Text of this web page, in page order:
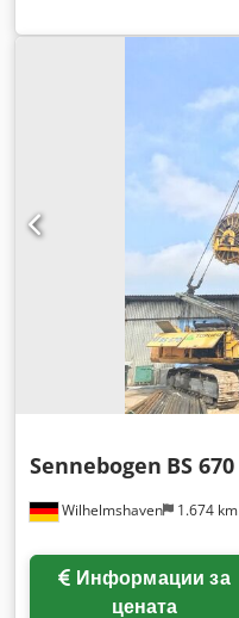
Wilhelmshaven 1.674 km
Sennebogen BS 670
цената